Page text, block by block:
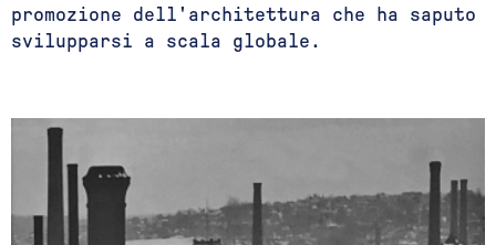
promozione dell'architettura che ha saputo
svilupparsi a scala globale.